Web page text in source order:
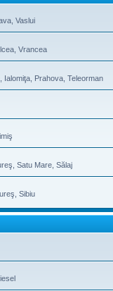
Vaslui
Vrancea
Ialomiţa, Prahova, Teleorman
Satu Mare, Sălaj
Sibiu